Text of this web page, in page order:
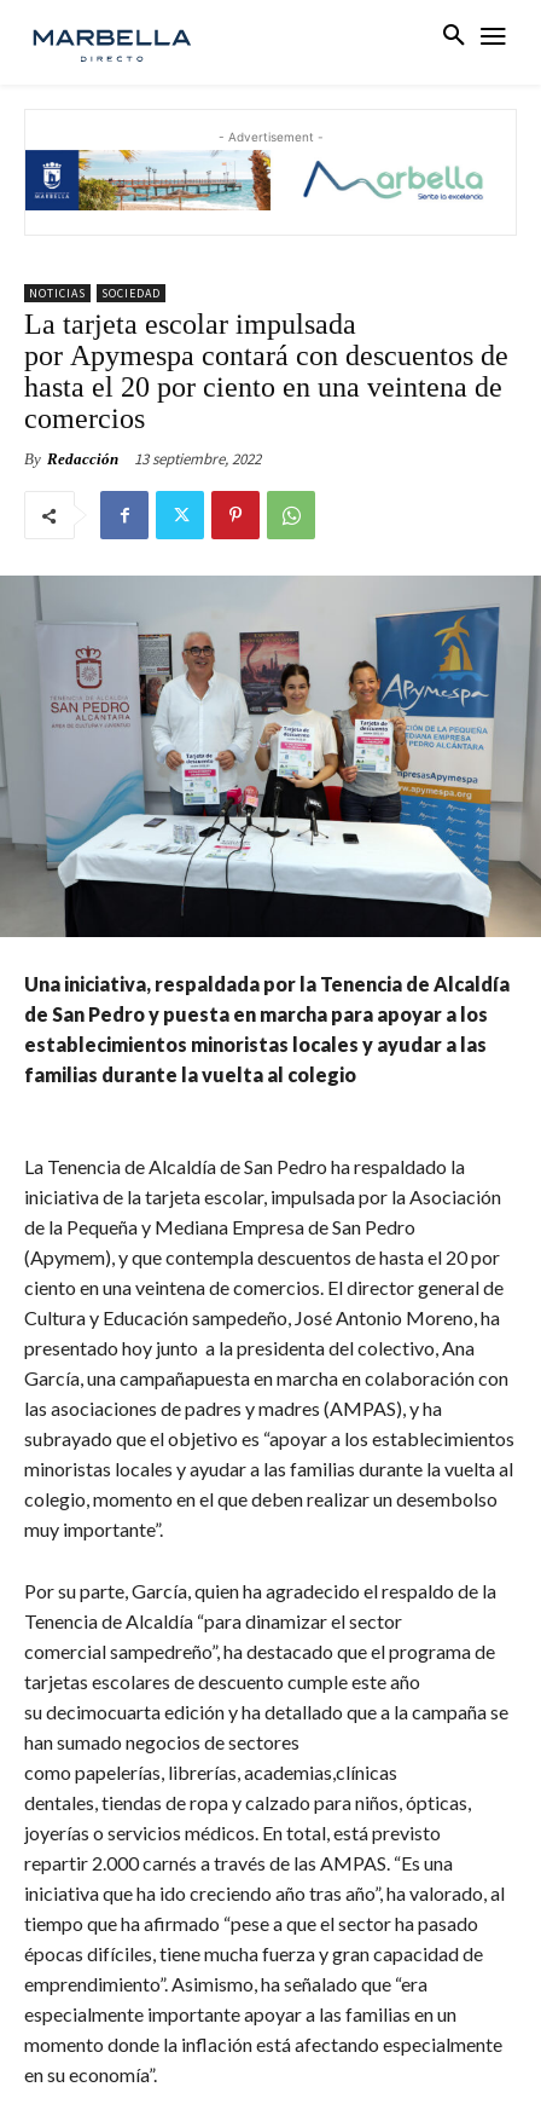
- Advertisement -
NOTICIAS SOCIEDAD
La tarjeta escolar impulsada
por Apymespa contará con descuentos de
hasta el 20 por ciento en una veintena de
comercios
By Redacción 13 septiembre, 2022
Una iniciativa, respaldada por la Tenencia de Alcaldía
de San Pedro y puesta en marcha para apoyar a los
establecimientos minoristas locales y ayudar a las
familias durante la vuelta al colegio
La Tenencia de Alcaldía de San Pedro ha respaldado la
iniciativa de la tarjeta escolar, impulsada por la Asociación
de la Pequeña y Mediana Empresa de San Pedro
(Apymem), y que contempla descuentos de hasta el 20 por
ciento en una veintena de comercios. El director general de
Cultura y Educación sampedeño, José Antonio Moreno, ha
presentado hoy junto a la presidenta del colectivo, Ana
García, una campañapuesta en marcha en colaboración con
las asociaciones de padres y madres (AMPAS), y ha
subrayado que el objetivo es “apoyar a los establecimientos
minoristas locales y ayudar a las familias durante la vuelta al
colegio, momento en el que deben realizar un desembolso
muy importante”.
Por su parte, García, quien ha agradecido el respaldo de la
Tenencia de Alcaldía “para dinamizar el sector
comercial sampedreño”, ha destacado que el programa de
tarjetas escolares de descuento cumple este año
su decimocuarta edición y ha detallado que a la campaña se
han sumado negocios de sectores
como papelerías, librerías, academias,clínicas
dentales, tiendas de ropa y calzado para niños, ópticas,
joyerías o servicios médicos. En total, está previsto
repartir 2.000 carnés a través de las AMPAS. “Es una
iniciativa que ha ido creciendo año tras año”, ha valorado, al
tiempo que ha afirmado “pese a que el sector ha pasado
épocas difíciles, tiene mucha fuerza y gran capacidad de
emprendimiento”. Asimismo, ha señalado que “era
especialmente importante apoyar a las familias en un
momento donde la inflación está afectando especialmente
en su economía”.